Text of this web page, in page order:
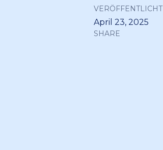
VERÖFFENTLICHT
April 23, 2025
SHARE